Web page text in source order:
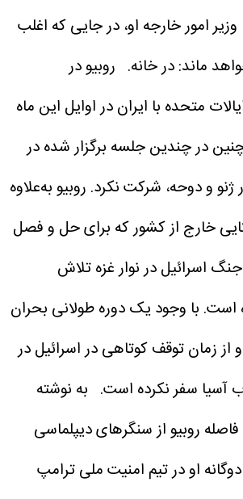
وزیر امور خارجه او، در جایی که اغلب
ماند: در خانه. روبیو در
متحده با ایران در اوایل این ماه
در چندین جلسه برگزار شده در
و دوحه، شرکت نکرد. روبیو به‌علاوه
خارج از کشور که برای حل و فصل
اسرائیل در نوار غزه تلاش
است. با وجود یک دوره طولانی بحران
از زمان توقف کوتاهی در اسرائیل در
آسیا سفر نکرده است. به نوشته
روبیو از سنگرهای دیپلماسی
او در تیم امنیت ملی ترامپ